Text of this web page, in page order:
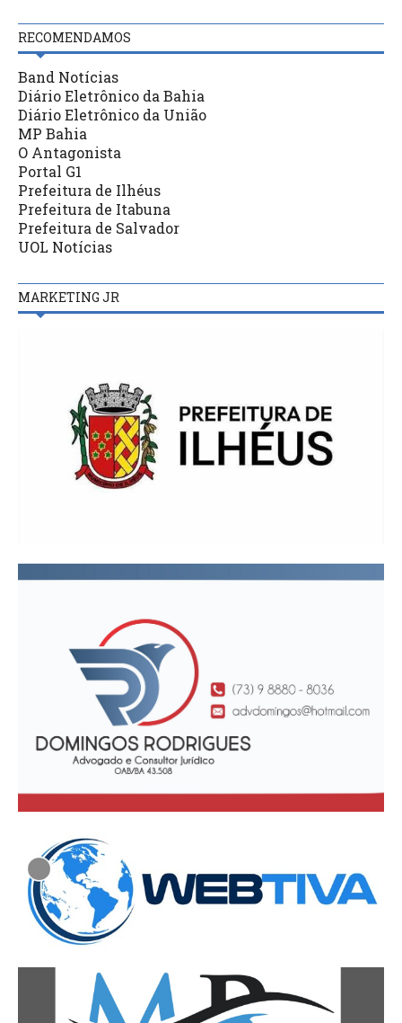
RECOMENDAMOS
Band Notícias
Diário Eletrônico da Bahia
Diário Eletrônico da União
MP Bahia
O Antagonista
Portal G1
Prefeitura de Ilhéus
Prefeitura de Itabuna
Prefeitura de Salvador
UOL Notícias
MARKETING JR